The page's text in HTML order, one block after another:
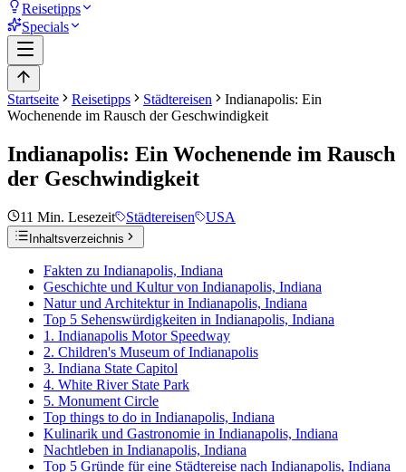
Reisetipps
Specials
Startseite Reisetipps Städtereisen
Indianapolis: Ein
Wochenende im Rausch der Geschwindigkeit
Indianapolis: Ein Wochenende im Rausch
der Geschwindigkeit
11 Min. Lesezeit Städtereisen USA
Inhaltsverzeichnis
Fakten zu Indianapolis, Indiana
Geschichte und Kultur von Indianapolis, Indiana
Natur und Architektur in Indianapolis, Indiana
Top 5 Sehenswürdigkeiten in Indianapolis, Indiana
1. Indianapolis Motor Speedway
2. Children's Museum of Indianapolis
3. Indiana State Capitol
4. White River State Park
5. Monument Circle
Top things to do in Indianapolis, Indiana
Kulinarik und Gastronomie in Indianapolis, Indiana
Nachtleben in Indianapolis, Indiana
Top 5 Gründe für eine Städtereise nach Indianapolis, Indiana